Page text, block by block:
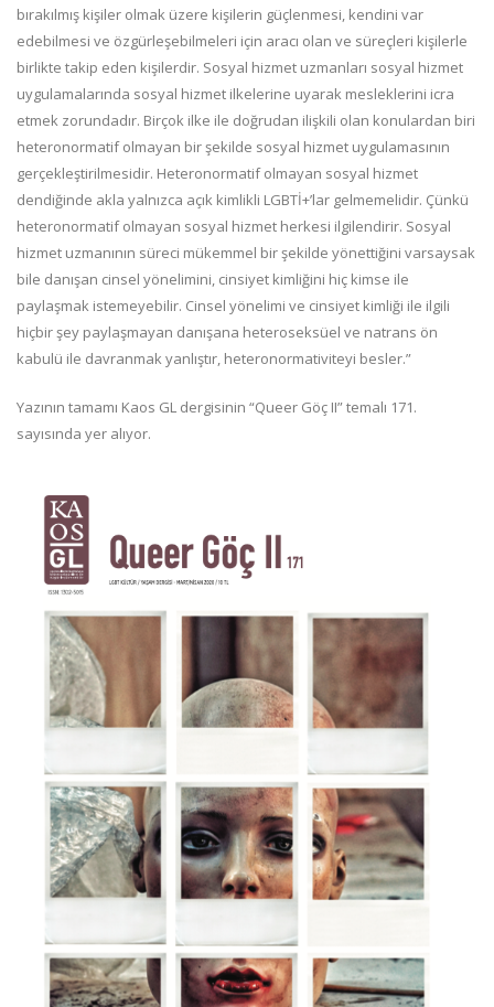
bırakılmış kişiler olmak üzere kişilerin güçlenmesi, kendini var
edebilmesi ve özgürleşebilmeleri için aracı olan ve süreçleri kişilerle
birlikte takip eden kişilerdir. Sosyal hizmet uzmanları sosyal hizmet
uygulamalarında sosyal hizmet ilkelerine uyarak mesleklerini icra
etmek zorundadır. Birçok ilke ile doğrudan ilişkili olan konulardan biri
heteronormatif olmayan bir şekilde sosyal hizmet uygulamasının
gerçekleştirilmesidir. Heteronormatif olmayan sosyal hizmet
dendiğinde akla yalnızca açık kimlikli LGBTİ+’lar gelmemelidir. Çünkü
heteronormatif olmayan sosyal hizmet herkesi ilgilendirir. Sosyal
hizmet uzmanının süreci mükemmel bir şekilde yönettiğini varsaysak
bile danışan cinsel yönelimini, cinsiyet kimliğini hiç kimse ile
paylaşmak istemeyebilir. Cinsel yönelimi ve cinsiyet kimliği ile ilgili
hiçbir şey paylaşmayan danışana heteroseksüel ve natrans ön
kabulü ile davranmak yanlıştır, heteronormativiteyi besler.”
Yazının tamamı Kaos GL dergisinin “Queer Göç II” temalı 171.
sayısında yer alıyor.